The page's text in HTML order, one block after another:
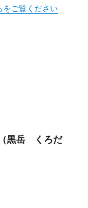
をご覧ください
黒岳 くろだ